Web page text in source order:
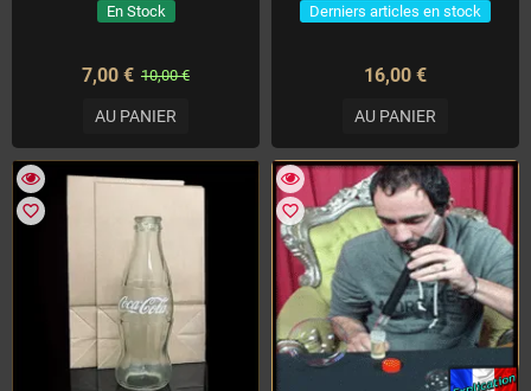
En Stock
7,00 € 10,00 €
AU PANIER
Derniers articles en stock
16,00 €
AU PANIER
favorite_border favorite_border